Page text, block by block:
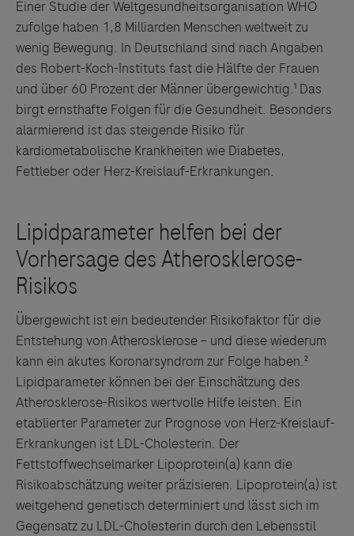
Einer Studie der Weltgesundheitsorganisation WHO
zufolge haben 1,8 Milliarden Menschen weltweit zu
wenig Bewegung. In Deutschland sind nach Angaben
des Robert-Koch-Instituts fast die Hälfte der Frauen
und über 60 Prozent der Männer übergewichtig.¹ Das
birgt ernsthafte Folgen für die Gesundheit. Besonders
alarmierend ist das steigende Risiko für
kardiometabolische Krankheiten wie Diabetes,
Fettleber oder Herz-Kreislauf-Erkrankungen.
Übergewicht ist ein bedeutender Risikofaktor für die
Entstehung von Atherosklerose – und diese wiederum
kann ein akutes Koronarsyndrom zur Folge haben.²
Lipidparameter können bei der Einschätzung des
Atherosklerose-Risikos wertvolle Hilfe leisten. Ein
etablierter Parameter zur Prognose von Herz-Kreislauf-
Erkrankungen ist LDL-Cholesterin. Der
Fettstoffwechselmarker Lipoprotein(a) kann die
Risikoabschätzung weiter präzisieren. Lipoprotein(a) ist
weitgehend genetisch determiniert und lässt sich im
Gegensatz zu LDL-Cholesterin durch den Lebensstil